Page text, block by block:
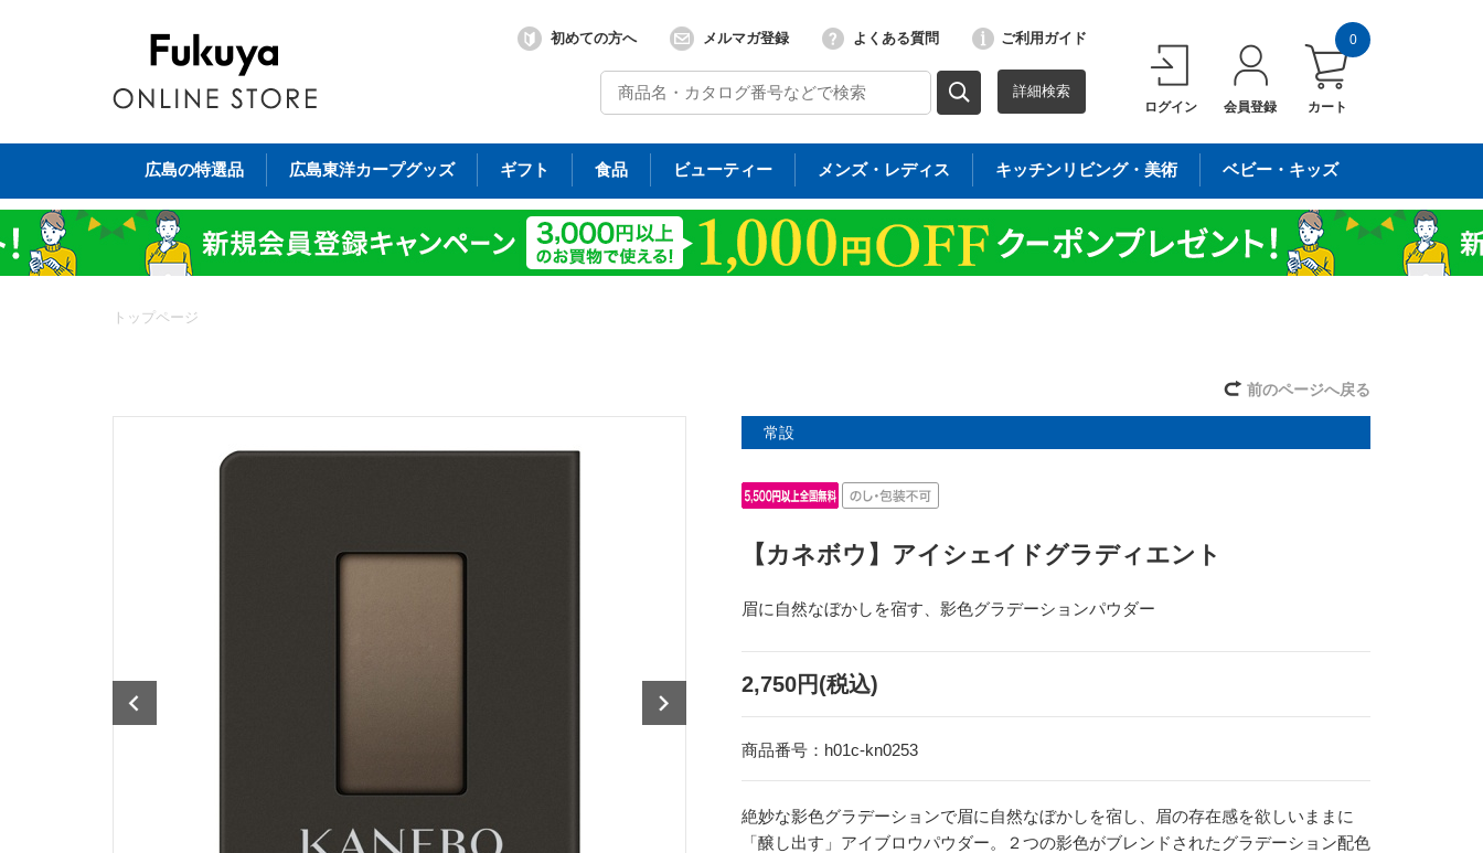
詳細検索
初めての方へ メルマガ登録 よくある質問 ご利用ガイド
ログイン 会員登録 カート
0
広島の特選品 広島東洋カープグッズ ギフト 食品 ビューティー メンズ・レディス キッチンリビング・美術 ベビー・キッズ
トップページ
前のページへ戻る
常設
【カネボウ】アイシェイドグラディエント
眉に自然なぼかしを宿す、影色グラデーションパウダー
2,750円(税込)
商品番号： h01c-kn0253
絶妙な影色グラデーションで眉に自然なぼかしを宿し、眉の存在感を欲しいままに
「醸し出す」アイブロウパウダー。２つの影色がブレンドされたグラデーション配色